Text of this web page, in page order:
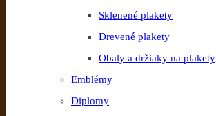
Sklenené plakety
Drevené plakety
Obaly a držiaky na plakety
Emblémy
Diplomy